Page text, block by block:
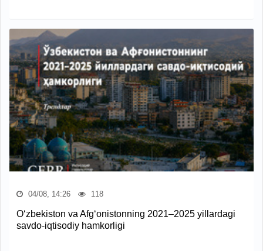
04/08, 14:26 118
O‘zbekiston va Afg‘onistonning 2021–2025 yillardagi
savdo-iqtisodiy hamkorligi